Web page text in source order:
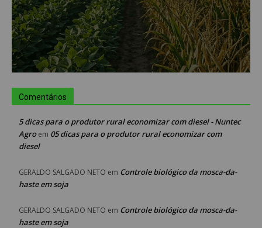
Comentários
5 dicas para o produtor rural economizar com diesel - Nuntec
Agroem 05 dicas para o produtor rural economizar com
diesel
GERALDO SALGADO NETO em Controle biológico da mosca-da-
haste em soja
GERALDO SALGADO NETO em Controle biológico da mosca-da-
haste em soja